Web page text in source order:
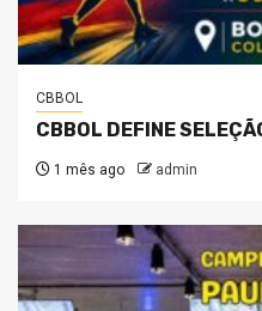
CBBOL
CBBOL DEFINE
1 mês ago admin